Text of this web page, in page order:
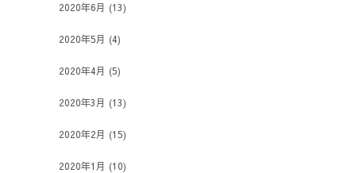
2020年6月 (13)
2020年5月 (4)
2020年4月 (5)
2020年3月 (13)
2020年2月 (15)
2020年1月 (10)